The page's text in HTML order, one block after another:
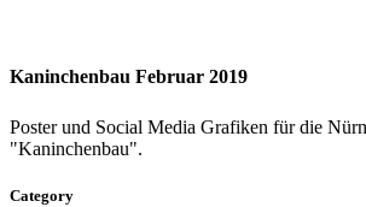
Kaninchenbau Februar 2019
Poster und Social Media Grafiken für die
"Kaninchenbau".
Category